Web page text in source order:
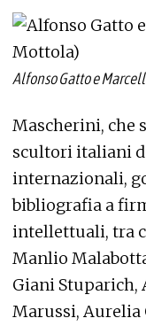
Alfonso Gatto e
Mascherini, che
scultori italiani
internazionali,
bibliografia a
intellettuali, tra
Manlio
Giani Stuparich,
Marussi, Aurelia